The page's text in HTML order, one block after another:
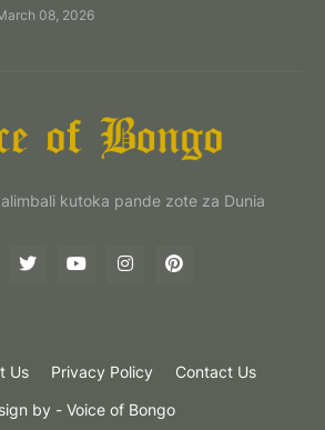
08, 2026
kutoka pande zote za Dunia
by - Voice of Bongo
Us Privacy Policy Contact Us